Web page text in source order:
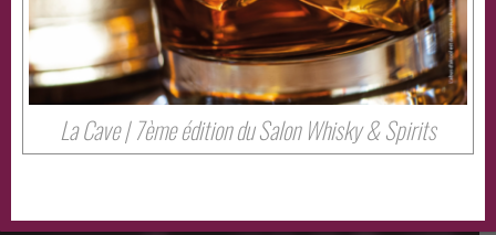
La Cave | 7ème édition du Salon Whisky & Spirits